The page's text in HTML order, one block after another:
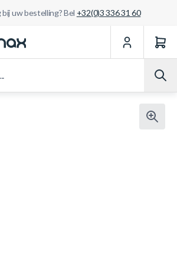
bij uw bestelling? Bel +32(0)3 336 31 60